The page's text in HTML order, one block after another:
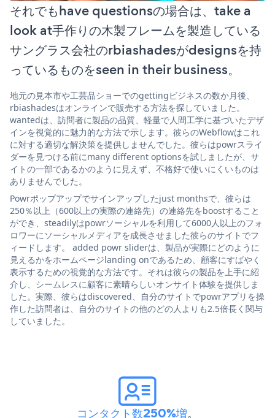
それでもhave questionsの場合は、take a
look at手作りの木製フレームを製造している
サングラス会社のrbiashadesがdesignsを持
っているものをseen in their business。
地元の見本市や工芸品ショーでのgettingビジネスの数か月後、
rbiashadesはオンラインで販売する方法を探していました。
wantedは、訪問者に製品の品質、軽量で人間工学に基づいたデザ
インを視覚的に魅力的な方法で示します。彼らのWebflowはこれ
に対する適切な解決策を提供しませんでした。彼らはpowrスライ
ダーを見つける前にmany different optionsを試しましたが、サ
イトの一部であるかのように見えず、不格好で使いにくいものは
ありませんでした。
Powrポップアップでサインアップしたjust monthsで、彼らは
250％以上（600以上の実際の連絡先）の連絡先をboostすること
ができ、steadilyはpowrソーシャルを利用して6000人以上のフォ
ロワーにソーシャルメディアを成長させました彼らのサイトでフ
ィードします。 added powr sliderは、製品が実際にどのように
見えるかをホームページlanding onであるため、顧客にすばやく
表示するための視覚的な方法です。それは彼らの製品を上手に紹
介し、シームレスに顧客に素晴らしいオンサイト体験を提供しま
した。実際、彼らはdiscovered、自分のサイトでpowrアプリを操
作した訪問者は、自分のサイトの他のどの人よりも2.5倍長く関与
していました。
コンタクト数250%増。